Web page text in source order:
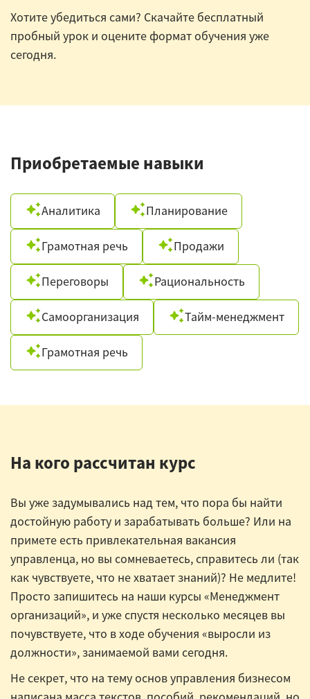
Хотите убедиться сами? Скачайте бесплатный
пробный урок и оцените формат обучения уже
сегодня.
Приобретаемые навыки
Аналитика Планирование
Грамотная речь Продажи
Переговоры Рациональность
Самоорганизация Тайм-менеджмент
Грамотная речь
На кого рассчитан курс
Вы уже задумывались над тем, что пора бы найти
достойную работу и зарабатывать больше? Или на
примете есть привлекательная вакансия
управленца, но вы сомневаетесь, справитесь ли (так
как чувствуете, что не хватает знаний)? Не медлите!
Просто запишитесь на наши курсы «Менеджмент
организаций», и уже спустя несколько месяцев вы
почувствуете, что в ходе обучения «выросли из
должности», занимаемой вами сегодня.
Не секрет, что на тему основ управления бизнесом